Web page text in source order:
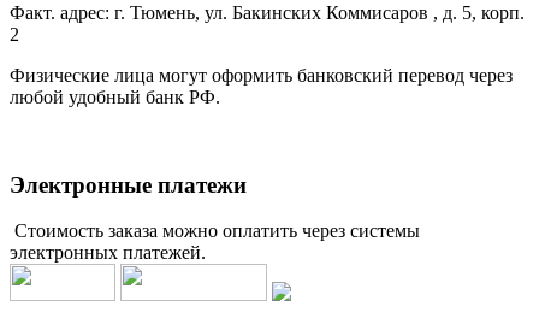
Факт. адрес: г. Тюмень, ул. Бакинских Коммисаров , д. 5, корп.
2
Физические лица могут оформить банковский перевод через
любой удобный банк РФ.
Электронные платежи
Стоимость заказа можно оплатить через системы
электронных платежей.